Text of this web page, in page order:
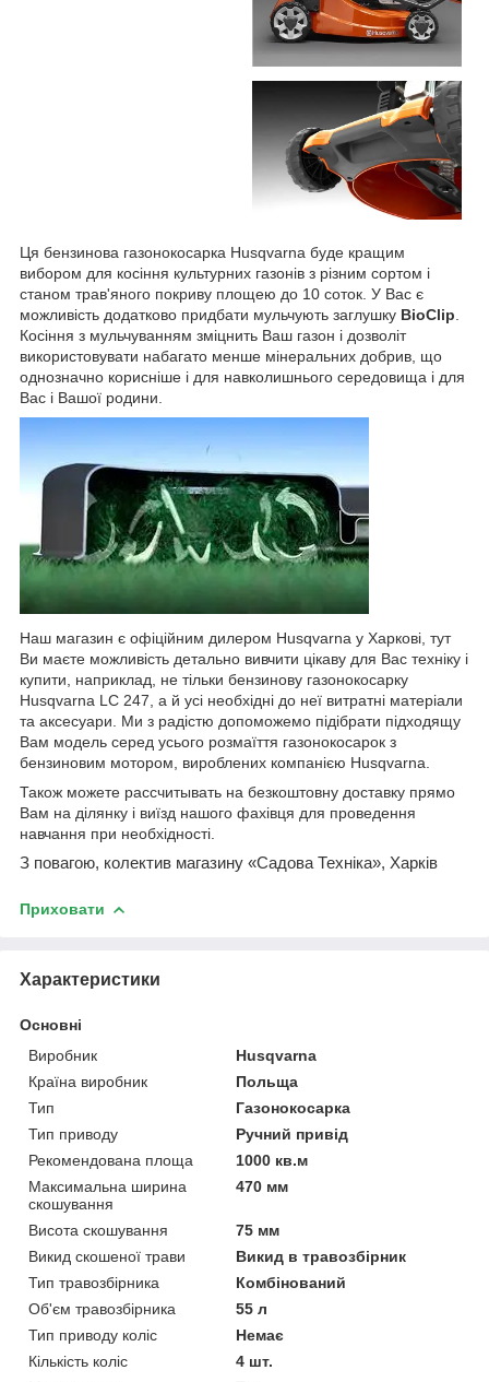
Ця бензинова газонокосарка Husqvarna буде кращим
вибором для косіння культурних газонів з різним сортом і
станом трав'яного покриву площею до 10 соток. У Вас є
можливість додатково придбати мульчують заглушку BioClip
Косіння з мульчуванням зміцнить Ваш газон і дозволіт
використовувати набагато менше мінеральних добрив, що
однозначно корисніше і для навколишнього середовища і для
Вас і Вашої родини.
Наш магазин є офіційним дилером Husqvarna у Харкові, тут
Ви маєте можливість детально вивчити цікаву для Вас техніку і
купити, наприклад, не тільки бензинову газонокосарку
Husqvarna LC 247, а й усі необхідні до неї витратні матеріали
та аксесуари. Ми з радістю допоможемо підібрати підходящу
Вам модель серед усього розмаїття газонокосарок з
бензиновим мотором, вироблених компанією Husqvarna
Також можете рассчитывать на безкоштовну доставку прямо
Вам на ділянку і виїзд нашого фахівця для проведення
навчання при необхідності.
З повагою, колектив магазину «Садова Техніка», Харків
Приховати
Характеристики
Основні
Виробник
Husqvarna
Країна виробник
Польща
Тип
Газонокосарка
Тип приводу
Ручний привід
Рекомендована площа
1000 кв.м
Максимальна ширина
скошування
470 мм
Висота скошування
75 мм
Викид скошеної трави
Викид в травозбірник
Тип травозбірника
Комбінований
Об'єм травозбірника
55 л
Тип приводу коліс
Немає
Кількість коліс
4 шт.